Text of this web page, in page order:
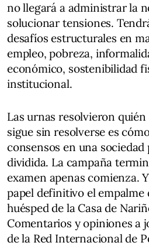
no llegará a administrar la
solucionar tensiones.
desafíos estructurales en
empleo, pobreza,
económico, sostenibilidad
institucional.
Las urnas resolvieron
sigue sin resolverse es
consensos en una
dividida. La campaña
examen apenas comienza.
papel definitivo el empalme
huésped de la Casa de
Comentarios y opiniones a
de la Red Internacional de